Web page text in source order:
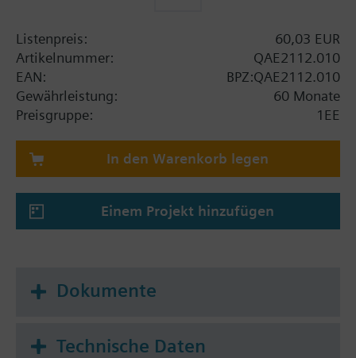
Listenpreis:
60,03 EUR
Artikelnummer:
QAE2112.010
EAN:
BPZ:QAE2112.010
Gewährleistung:
60 Monate
Preisgruppe:
1EE
In den Warenkorb legen
Einem Projekt hinzufügen
Dokumente
Technische Daten